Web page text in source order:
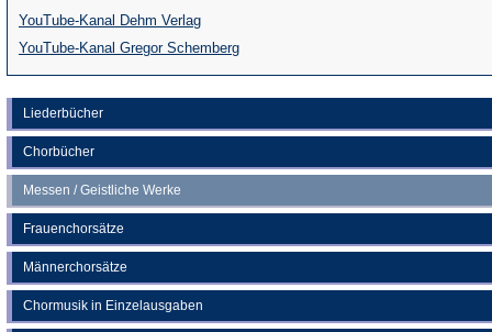
Liederbücher
Chorbücher
Messen / Geistliche Werke
Frauenchorsätze
Männerchorsätze
Chormusik in Einzelausgaben
YouTube-Kanal Dehm Verlag(Öffnet
in
einem
neuen
Tab)
YouTube-Kanal Gregor Schemberg(Öffnet
in
einem
neuen